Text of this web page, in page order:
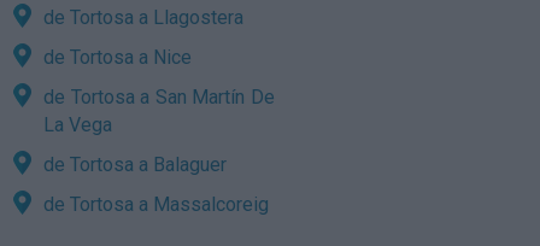
de Tortosa a Llagostera
de Tortosa a Nice
de Tortosa a San Martín De
La Vega
de Tortosa a Balaguer
de Tortosa a Massalcoreig